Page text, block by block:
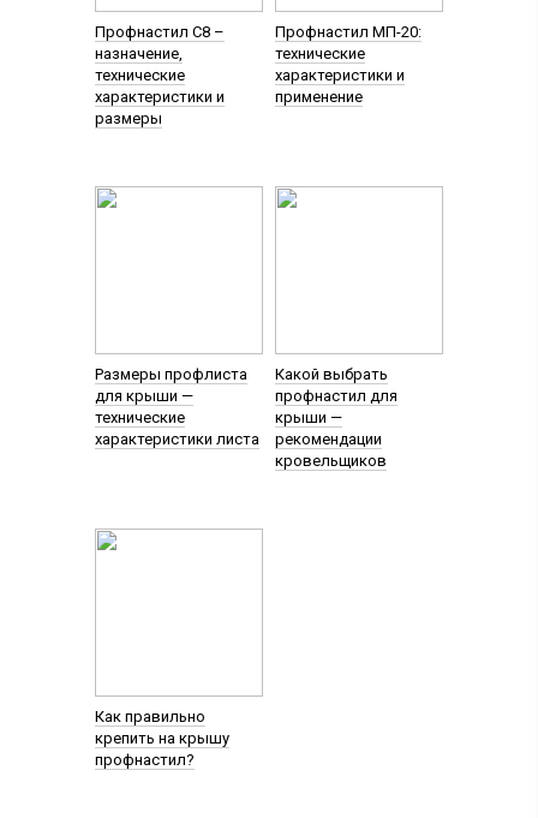
Профнастил С8 –
назначение,
технические
характеристики и
размеры
Профнастил МП-20:
технические
характеристики и
применение
Размеры профлиста
для крыши —
технические
характеристики листа
Какой выбрать
профнастил для
крыши —
рекомендации
кровельщиков
Как правильно
крепить на крышу
профнастил?